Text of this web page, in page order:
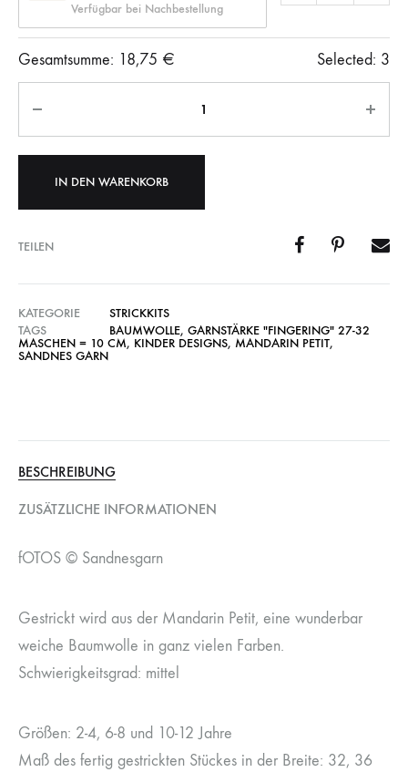
Verfügbar bei Nachbestellung
Gesamtsumme: 18,75 € Selected: 3
IN DEN WARENKORB
TEILEN
KATEGORIE
STRICKKITS
TAGS
BAUMWOLLE, GARNSTÄRKE "FINGERING" 27-32
MASCHEN = 10 CM, KINDER DESIGNS, MANDARIN PETIT,
SANDNES GARN
BESCHREIBUNG
ZUSÄTZLICHE INFORMATIONEN
fOTOS © Sandnesgarn
Gestrickt wird aus der Mandarin Petit, eine wunderbar
weiche Baumwolle in ganz vielen Farben.
Schwierigkeitsgrad: mittel
Größen: 2-4, 6-8 und 10-12 Jahre
Maß des fertig gestrickten Stückes in der Breite: 32, 36